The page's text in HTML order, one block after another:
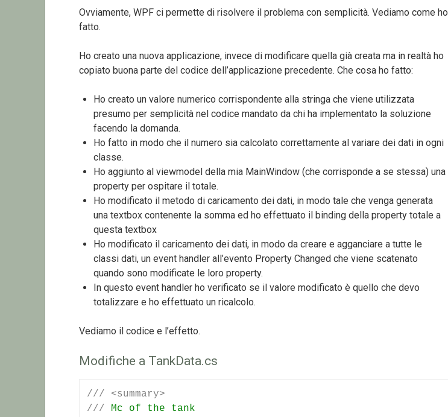
Ovviamente, WPF ci permette di risolvere il problema con semplicità. Vediamo come ho
fatto.
Ho creato una nuova applicazione, invece di modificare quella già creata ma in realtà ho
copiato buona parte del codice dell’applicazione precedente. Che cosa ho fatto:
Ho creato un valore numerico corrispondente alla stringa che viene utilizzata
presumo per semplicità nel codice mandato da chi ha implementato la soluzione
facendo la domanda.
Ho fatto in modo che il numero sia calcolato correttamente al variare dei dati in ogni
classe.
Ho aggiunto al viewmodel della mia MainWindow (che corrisponde a se stessa) una
property per ospitare il totale.
Ho modificato il metodo di caricamento dei dati, in modo tale che venga generata
una textbox contenente la somma ed ho effettuato il binding della property totale a
questa textbox
Ho modificato il caricamento dei dati, in modo da creare e agganciare a tutte le
classi dati, un event handler all’evento Property Changed che viene scatenato
quando sono modificate le loro property.
In questo event handler ho verificato se il valore modificato è quello che devo
totalizzare e ho effettuato un ricalcolo.
Vediamo il codice e l’effetto.
Modifiche a TankData.cs
///
<summary>
/// Mc of the tank